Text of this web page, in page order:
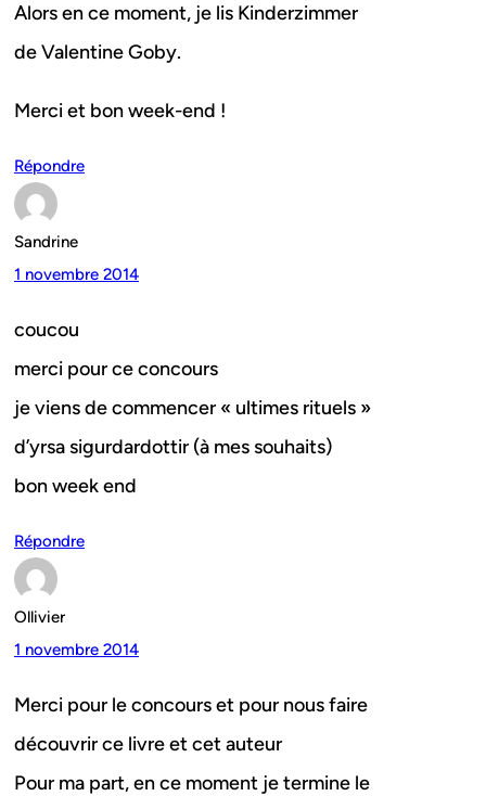
Alors en ce moment, je lis Kinderzimmer
de Valentine Goby.
Merci et bon week-end !
Répondre
Sandrine
1 novembre 2014
coucou
merci pour ce concours
je viens de commencer « ultimes rituels »
d’yrsa sigurdardottir (à mes souhaits)
bon week end
Répondre
Ollivier
1 novembre 2014
Merci pour le concours et pour nous faire
découvrir ce livre et cet auteur
Pour ma part, en ce moment je termine le